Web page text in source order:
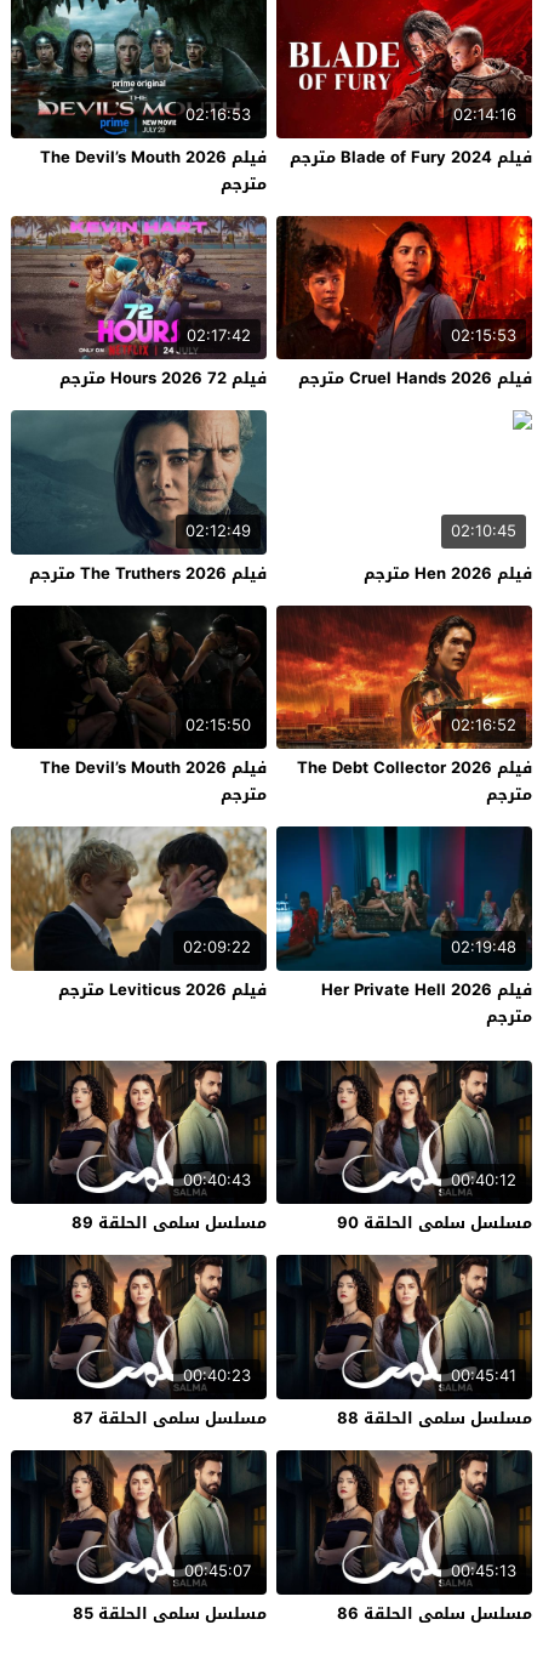
02:14:16
فيلم Blade of Fury 2024 مترجم
02:16:53
فيلم The Devil’s Mouth 2026
مترجم
02:15:53
فيلم Cruel Hands 2026 مترجم
02:17:42
فيلم 72 Hours 2026 مترجم
02:10:45
فيلم Hen 2026 مترجم
02:12:49
فيلم The Truthers 2026 مترجم
02:16:52
فيلم The Debt Collector 2026
مترجم
02:15:50
فيلم The Devil’s Mouth 2026
مترجم
02:19:48
فيلم Her Private Hell 2026
مترجم
02:09:22
فيلم Leviticus 2026 مترجم
00:40:12
مسلسل سلمى الحلقة 90
00:40:43
مسلسل سلمى الحلقة 89
00:45:41
مسلسل سلمى الحلقة 88
00:40:23
مسلسل سلمى الحلقة 87
00:45:13
مسلسل سلمى الحلقة 86
00:45:07
مسلسل سلمى الحلقة 85